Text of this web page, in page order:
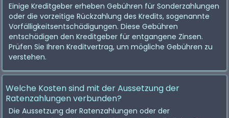
Einige Kreditgeber erheben Gebühren für Sonderzahlungen
oder die vorzeitige Rückzahlung des Kredits, sogenannte
Vorfälligkeitsentschädigungen. Diese Gebühren
entschädigen den Kreditgeber für entgangene Zinsen.
Prüfen Sie Ihren Kreditvertrag, um mögliche Gebühren zu
verstehen.
Welche Kosten sind mit der Aussetzung der
Ratenzahlungen verbunden?
Die Aussetzung der Ratenzahlungen oder der